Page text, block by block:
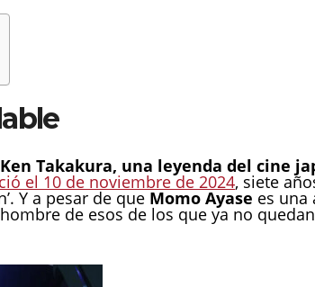
Ken Takakura, una leyenda del cine
el 10 de noviembre de 2024, siete
Y a pesar de que Momo Ayase es una
de esos de los que ya no